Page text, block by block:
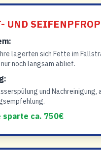
UND
lagerten sich Fette im
noch langsam ablief.
und Nachreinigung,
sparte ca. 750€